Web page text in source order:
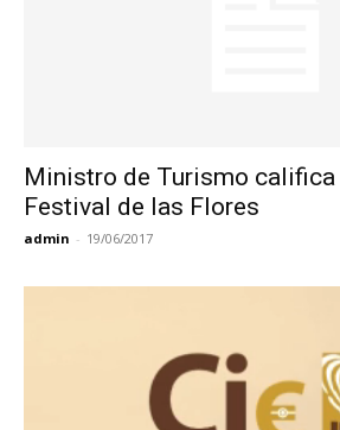
Ministro de Turismo
Festival de las Flores
admin - 19/06/2017